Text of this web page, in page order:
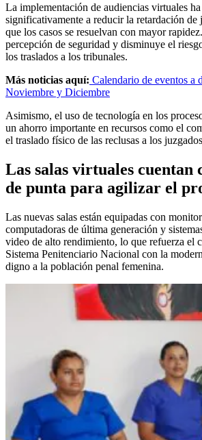
La implementación de audiencias virtuales
significativamente a reducir la retardación de
que los casos se resuelvan con mayor
percepción de seguridad y disminuye el
los traslados a los tribunales.
Más noticias aquí: Calendario de eventos a
Noviembre y Diciembre
Asimismo, el uso de tecnología en los
un ahorro importante en recursos como el
el traslado físico de las reclusas a los
Las salas virtuales cuentan
de punta para agilizar el
Las nuevas salas están equipadas con
computadoras de última generación y
video de alto rendimiento, lo que refuerza el
Sistema Penitenciario Nacional con la
digno a la población penal femenina.